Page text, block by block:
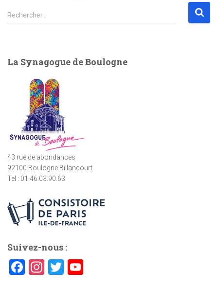
des
R
e
r
Rechercher…
La Synagogue de Boulogne
43 rue de abondances
92100 Boulogne Billancourt
Tel : 01.46.03.90.63
Suivez-nous :
F
In T